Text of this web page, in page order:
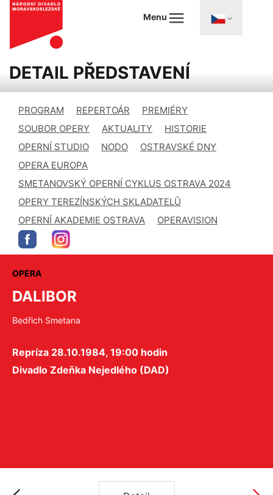
Menu
DETAIL PŘEDSTAVENÍ
PROGRAM REPERTOÁR
PREMIÉRY
SOUBOR OPERY
AKTUALITY
HISTORIE
OPERNÍ STUDIO
NODO
OSTRAVSKÉ DNY
OPERA EUROPA
SMETANOVSKÝ OPERNÍ CYKLUS OSTRAVA 2024
OPERY TEREZÍNSKÝCH SKLADATELŮ
OPERNÍ AKADEMIE OSTRAVA
OPERAVISION
OPERA
DALIBOR
Bedřich Smetana
Repríza 28.10.1984, 19:00 hodin
Divadlo Zdeňka Nejedlého (DAD)